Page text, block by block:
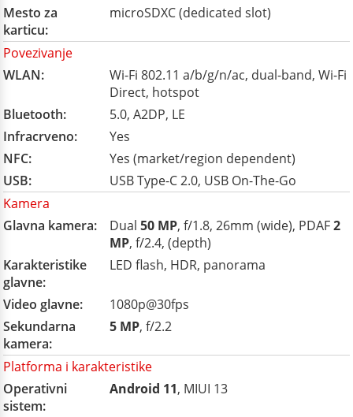
Mesto za
karticu:
microSDXC (dedicated slot)
Povezivanje
WLAN:
Wi-Fi 802.11 a/b/g/n/ac, dual-band, Wi-Fi
Direct, hotspot
Bluetooth:
5.0, A2DP, LE
Infracrveno:
Yes
NFC:
Yes (market/region dependent)
USB:
USB Type-C 2.0, USB On-The-Go
Kamera
Glavna kamera:
Dual 50 MP, f/1.8, 26mm (wide), PDAF2
MP, f/2.4, (depth)
Karakteristike
glavne:
LED flash, HDR, panorama
Video glavne:
1080p@30fps
Sekundarna
kamera:
5 MP, f/2.2
Platforma i karakteristike
Operativni
sistem:
Android 11, MIUI 13